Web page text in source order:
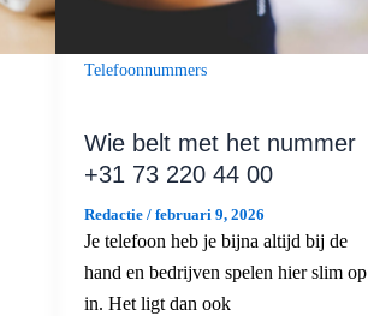
Telefoonnummers
Wie belt met het nummer
+31 73 220 44 00
Redactie / februari 9, 2026
Je telefoon heb je bijna altijd bij de
hand en bedrijven spelen hier slim op
in. Het ligt dan ook